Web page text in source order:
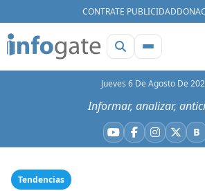
CONTRATE PUBLICIDAD
Jueves 6 De Agosto De
Informar, analizar,
YouTube
Facebook
X B
Tendencias